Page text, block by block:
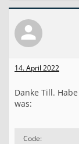
14. April 2022
Danke Till.
was:
Code: